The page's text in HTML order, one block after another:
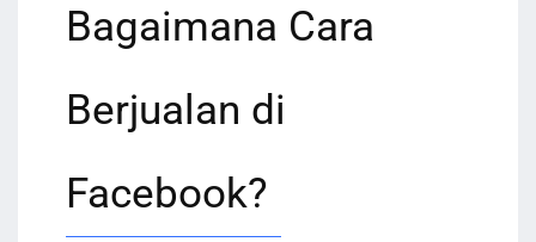
Bagaimana Cara
Berjualan di
Facebook?